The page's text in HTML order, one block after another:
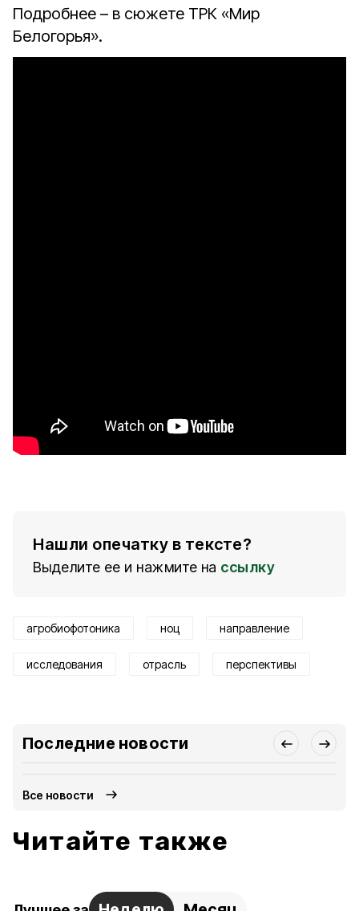
Подробнее – в сюжете ТРК «Мир
Белогорья».
Нашли опечатку в тексте?
Выделите ее и нажмите на ссылку
агробиофотоника ноц направление
исследования отрасль перспективы
Последние новости
Все новости
Читайте также